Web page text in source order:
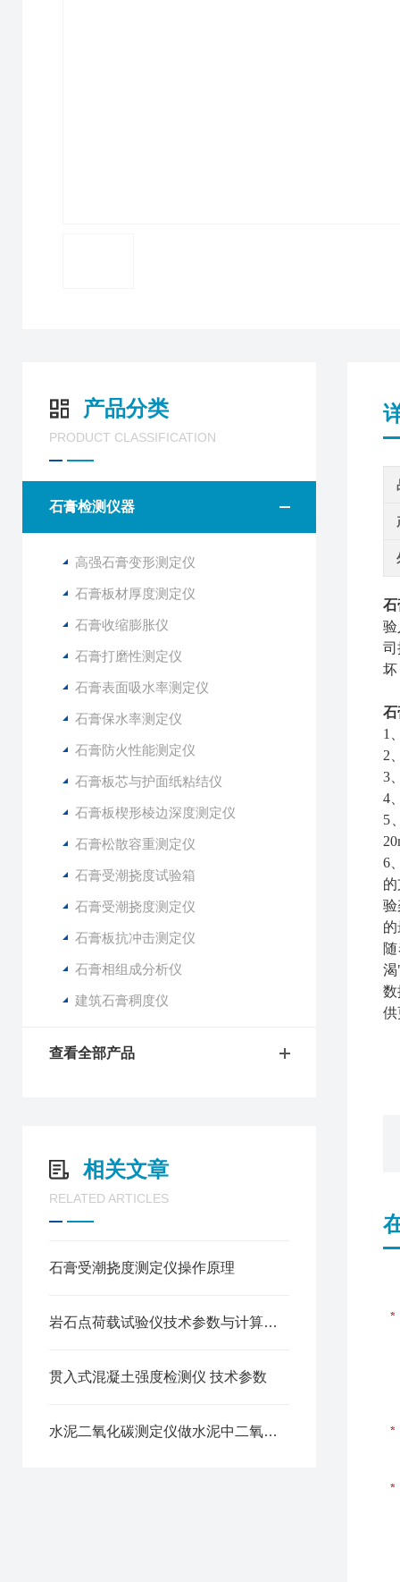
产品分类
PRODUCT CLASSIFICATION
石膏检测仪器
高强石膏变形测定仪
石膏板材厚度测定仪
石膏收缩膨胀仪
石膏打磨性测定仪
石膏表面吸水率测定仪
石膏保水率测定仪
石膏防火性能测定仪
石膏板芯与护面纸粘结仪
石膏板楔形棱边深度测定仪
石膏松散容重测定仪
石膏受潮挠度试验箱
石膏受潮挠度测定仪
石膏板抗冲击测定仪
石膏相组成分析仪
建筑石膏稠度仪
查看全部产品
相关文章
RELATED ARTICLES
石膏受潮挠度测定仪操作原理
岩石点荷载试验仪技术参数与计算方法
贯入式混凝土强度检测仪 技术参数
水泥二氧化碳测定仪做水泥中二氧化碳测定方法
石
坏
石
1
2
3
4
5
6
验
渴
供